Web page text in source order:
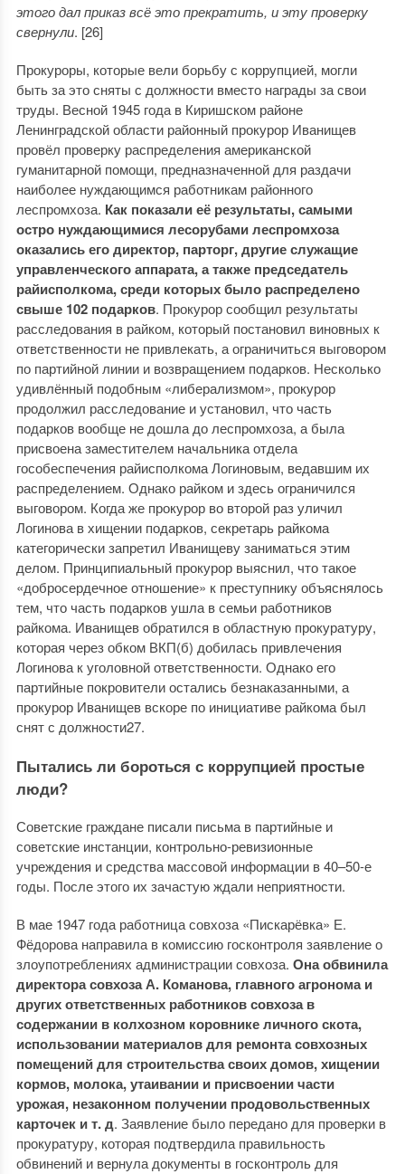
этого дал приказ всё это прекратить, и эту проверку
свернули. [26]
Прокуроры, которые вели борьбу с коррупцией, могли
быть за это сняты с должности вместо награды за свои
труды. Весной 1945 года в Киришском районе
Ленинградской области районный прокурор Иванищев
провёл проверку распределения американской
гуманитарной помощи, предназначенной для раздачи
наиболее нуждающимся работникам районного
леспромхоза. Как показали её результаты, самыми
остро нуждающимися лесорубами леспромхоза
оказались его директор, парторг, другие служащие
управленческого аппарата, а также председатель
райисполкома, среди которых было распределено
свыше 102 подарков. Прокурор сообщил результаты
расследования в райком, который постановил виновных к
ответственности не привлекать, а ограничиться выговором
по партийной линии и возвращением подарков. Несколько
удивлённый подобным «либерализмом», прокурор
продолжил расследование и установил, что часть
подарков вообще не дошла до леспромхоза, а была
присвоена заместителем начальника отдела
гособеспечения райисполкома Логиновым, ведавшим их
распределением. Однако райком и здесь ограничился
выговором. Когда же прокурор во второй раз уличил
Логинова в хищении подарков, секретарь райкома
категорически запретил Иванищеву заниматься этим
делом. Принципиальный прокурор выяснил, что такое
«добросердечное отношение» к преступнику объяснялось
тем, что часть подарков ушла в семьи работников
райкома. Иванищев обратился в областную прокуратуру,
которая через обком ВКП(б) добилась привлечения
Логинова к уголовной ответственности. Однако его
партийные покровители остались безнаказанными, а
прокурор Иванищев вскоре по инициативе райкома был
снят с должности27.
Пытались ли бороться с коррупцией простые
люди?
Советские граждане писали письма в партийные и
советские инстанции, контрольно-ревизионные
учреждения и средства массовой информации в 40–50-е
годы. После этого их зачастую ждали неприятности.
В мае 1947 года работница совхоза «Пискарёвка» Е.
Фёдорова направила в комиссию госконтроля заявление о
злоупотреблениях администрации совхоза. Она обвинила
директора совхоза А. Команова, главного агронома и
других ответственных работников совхоза в
содержании в колхозном коровнике личного скота,
использовании материалов для ремонта совхозных
помещений для строительства своих домов, хищении
кормов, молока, утаивании и присвоении части
урожая, незаконном получении продовольственных
карточек и т. д. Заявление было передано для проверки в
прокуратуру, которая подтвердила правильность
обвинений и вернула документы в госконтроль для